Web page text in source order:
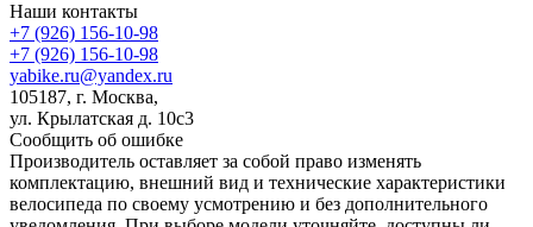
Наши контакты
+7 (926) 156-10-98
+7 (926) 156-10-98
yabike.ru@yandex.ru
105187, г. Москва,
ул. Крылатская д. 10с3
Сообщить об ошибке
Производитель оставляет за собой право изменять
комплектацию, внешний вид и технические характеристики
велосипеда по своему усмотрению и без дополнительного